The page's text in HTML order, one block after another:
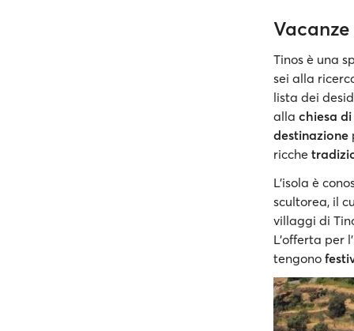
Tinos è una
sei alla
lista dei
alla chiesa
destinazione
ricche
L’isola è
scultorea, il
villaggi di
L’offerta per
tengono